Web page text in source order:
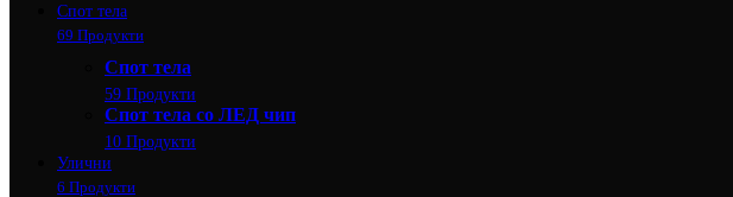
Спот тела
69 Продукти
Спот тела
59 Продукти
Спот тела со ЛЕД чип
10 Продукти
Улични
6 Продукти